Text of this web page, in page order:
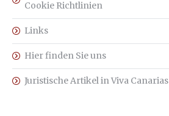
Cookie Richtlinien
Links
Hier finden Sie uns
Juristische Artikel in Viva Canarias